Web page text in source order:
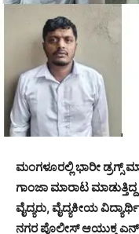
ಮಂಗಳೂರಲ್ಲಿ ಭಾರೀ ಡ್ರಗ್ಸ್
ಗಾಂಜಾ ಮಾರಾಟ
ವೈದ್ಯರು, ವೈದ್ಯಕೀಯ
ನಗರ ಪೊಲೀಸ್ ಆಯುಕ್ತ ಎನ್.